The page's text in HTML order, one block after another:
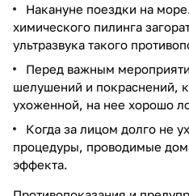
Накануне поездки на
химического пилинга
ультразвука такого
Перед важным
шелушений и покраснений,
ухоженной, на нее хорошо
Когда за лицом долго не
процедуры, проводимые
эффекта.